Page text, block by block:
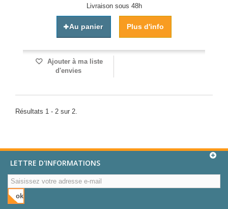
Livraison sous 48h
Au panier Plus d'info
Ajouter à ma liste
d'envies
Résultats 1 - 2 sur 2.
LETTRE D'INFORMATIONS
ok